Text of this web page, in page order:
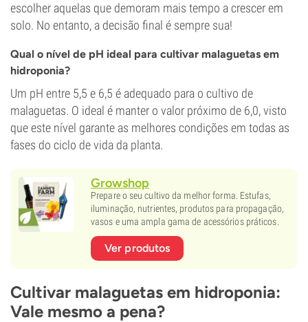
escolher aquelas que demoram mais tempo a crescer em
solo. No entanto, a decisão final é sempre sua!
Qual o nível de pH ideal para cultivar malaguetas em
hidroponia?
Um pH entre 5,5 e 6,5 é adequado para o cultivo de
malaguetas. O ideal é manter o valor próximo de 6,0, visto
que este nível garante as melhores condições em todas as
fases do ciclo de vida da planta.
Growshop
Prepare o seu cultivo da melhor forma. Estufas,
iluminação, nutrientes, produtos para propagação,
vasos e uma ampla gama de acessórios práticos.
Ver produtos
Cultivar malaguetas em hidroponia:
Vale mesmo a pena?